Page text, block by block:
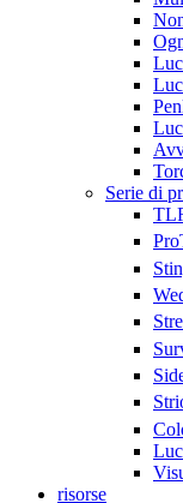
Serie di
risorse